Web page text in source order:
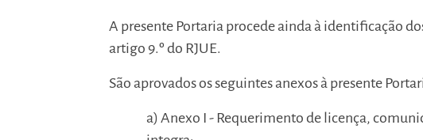
A presente Portaria procede ainda à identificação
artigo 9.º do RJUE.
São aprovados os seguintes anexos à presente
a) Anexo I - Requerimento de licença,